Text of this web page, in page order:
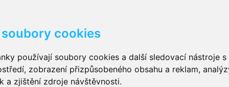
cookies
používají soubory cookies a další sledovací nástroje s
zobrazení přizpůsobeného obsahu a reklam,
a zjištění zdroje návštěvnosti.
kalhotky zalepovací ,Inkontinenční kalhotky
vložky pro muže